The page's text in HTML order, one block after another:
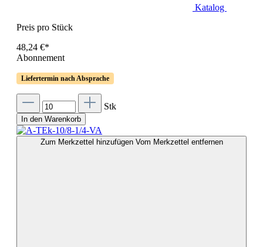
Katalog
Preis pro Stück
48,24 €*
Abonnement
Liefertermin nach Absprache
Stk
In den Warenkorb
Zum Merkzettel hinzufügen Vom Merkzettel entfernen